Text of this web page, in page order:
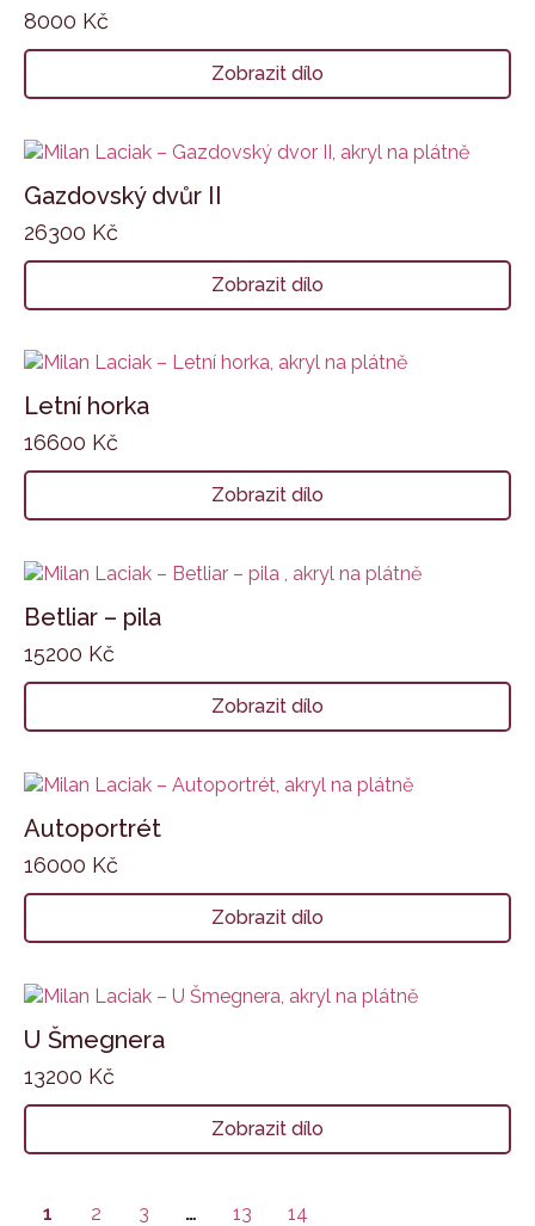
8000 Kč
Zobrazit dílo
Gazdovský dvůr II
26300 Kč
Zobrazit dílo
Letní horka
16600 Kč
Zobrazit dílo
Betliar – pila
15200 Kč
Zobrazit dílo
Autoportrét
16000 Kč
Zobrazit dílo
U Šmegnera
13200 Kč
Zobrazit dílo
1 2 3 … 13 14